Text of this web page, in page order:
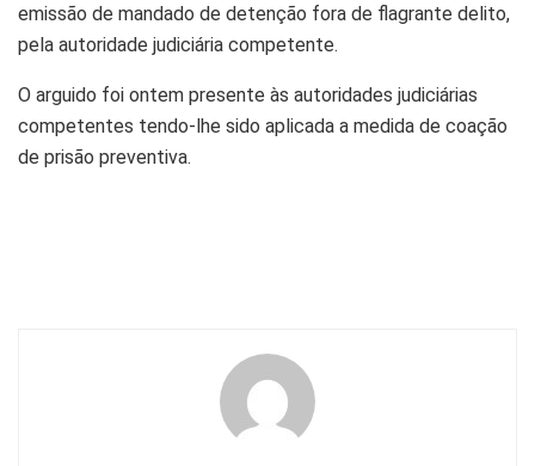
emissão de mandado de detenção fora de flagrante delito,
pela autoridade judiciária competente.
O arguido foi ontem presente às autoridades judiciárias
competentes tendo-lhe sido aplicada a medida de coação
de prisão preventiva.